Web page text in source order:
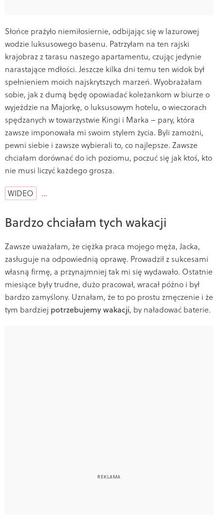
Słońce prażyło niemiłosiernie, odbijając się w lazurowej
wodzie luksusowego basenu. Patrzyłam na ten rajski
krajobraz z tarasu naszego apartamentu, czując jedynie
narastające mdłości. Jeszcze kilka dni temu ten widok był
spełnieniem moich najskrytszych marzeń. Wyobrażałam
sobie, jak z dumą będę opowiadać koleżankom w biurze o
wyjeździe na Majorkę, o luksusowym hotelu, o wieczorach
spędzanych w towarzystwie Kingi i Marka – pary, która
zawsze imponowała mi swoim stylem życia. Byli zamożni,
pewni siebie i zawsze wybierali to, co najlepsze. Zawsze
chciałam dorównać do ich poziomu, poczuć się jak ktoś, kto
nie musi liczyć każdego grosza.
WIDEO …
Bardzo chciałam tych wakacji
Zawsze uważałam, że ciężka praca mojego męża, Jacka,
zasługuje na odpowiednią oprawę. Prowadził z sukcesami
własną firmę, a przynajmniej tak mi się wydawało. Ostatnie
miesiące były trudne, dużo pracował, wracał późno i był
bardzo zamyślony. Uznałam, że to po prostu zmęczenie i że
tym bardziej potrzebujemy wakacji, by naładować baterie.